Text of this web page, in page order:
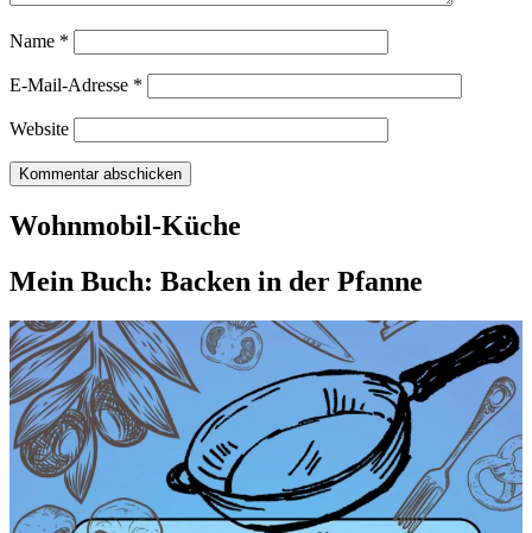
Name *
E-Mail-Adresse *
Website
Wohnmobil-Küche
Mein Buch: Backen in der Pfanne